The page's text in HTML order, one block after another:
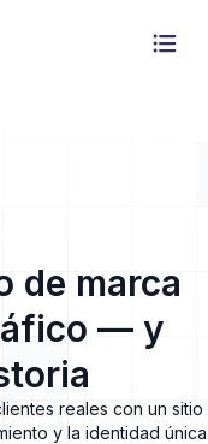
de marca
— y
reales con un sitio
y la identidad única